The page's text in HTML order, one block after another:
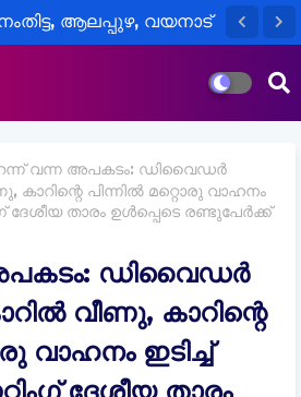
ആലപ്പുഴ, വയനാട്
നാളെ അവധി
വന്ന അപകടം: ഡിവൈഡര്‍
കാറിന്റെ പിന്നില്‍ മറ്റൊരു വാഹനം
ദേശീയ താരം ഉള്‍പ്പെടെ രണ്ടുപേര്‍ക്ക്
ഡിവൈഡര്‍
വീണു, കാറിന്റെ
വാഹനം ഇടിച്ച്‌